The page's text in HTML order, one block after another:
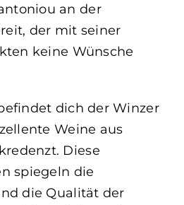
an der
der mit seiner
keine Wünsche
dich der Winzer
Weine aus
Diese
spiegeln die
die Qualität der